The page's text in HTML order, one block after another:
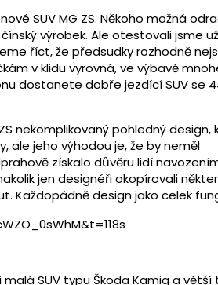
SUV MG ZS. Někoho možná
výrobek. Ale otestovali jsme už
říct, že předsudky rozhodně
v klidu vyrovná, ve výbavě
dostanete dobře jezdící SUV se
nekomplikovaný pohledný design,
ale jeho výhodou je, že by neměl
získalo důvěru lidí
jen designéři okopírovali
Každopádně design jako celek
SUV typu Škoda Kamiq a větší